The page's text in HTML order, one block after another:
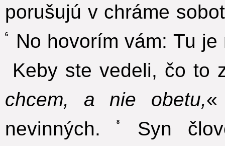
porušujú v chráme
6
No hovorím vám: Tu
Keby ste vedeli, čo to
chcem, a nie obetu,«
nevinných.
8
Syn